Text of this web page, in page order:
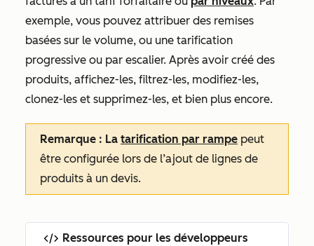
exemple, vous pouvez attribuer des remises
basées sur le volume, ou une tarification
progressive ou par escalier. Après avoir créé des
produits, affichez-les, filtrez-les, modifiez-les,
clonez-les et supprimez-les, et bien plus encore.
Remarque : La tarification par rampe peut
être configurée lors de l’ajout de lignes de
produits à un devis.
Ressources pour les développeurs